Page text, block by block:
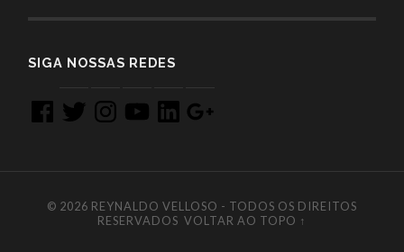
SIGA NOSSAS REDES
FacebookTwitterInstagramYouTubeLinkedInGoogle
+
© 2026 REYNALDO VELLOSO - TODOS OS DIREITOS
RESERVADOS VOLTAR AO TOPO ↑